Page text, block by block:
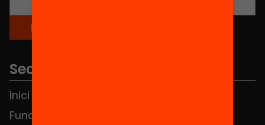
Seccions
Inici
Fundació